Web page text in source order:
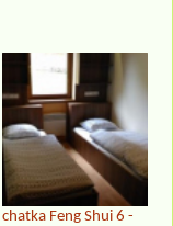
chatka Feng Shui 6 -